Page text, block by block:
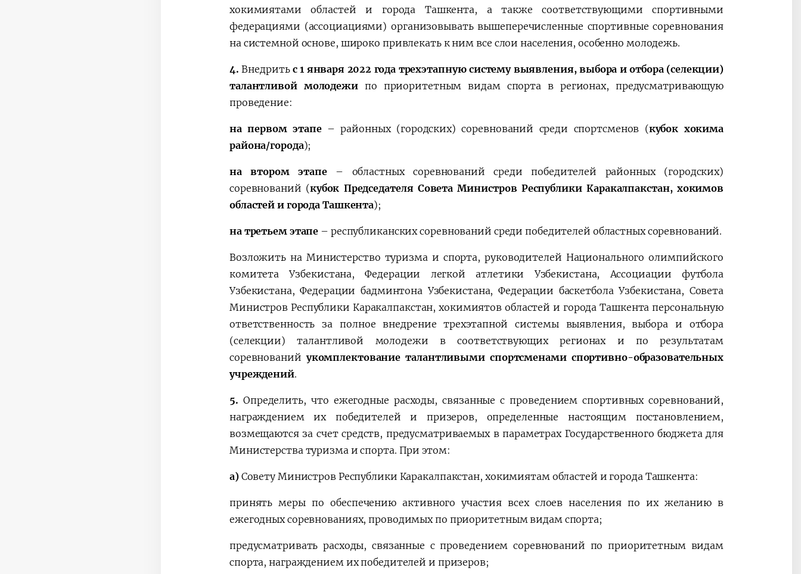
хокимиятами областей и города Ташкента, а также соответствующими спортивными
федерациями (ассоциациями) организовывать вышеперечисленные спортивные соревнования
на системной основе, широко привлекать к ним все слои населения, особенно молодежь.
4. Внедрить с 1 января 2022 года трехэтапную систему выявления, выбора и отбора (селекции)
талантливой молодежипо приоритетным видам спорта в регионах, предусматривающую
проведение:
на первом этапе– районных (городских) соревнований среди спортсменов (кубок хокима
района/города);
на втором этапе– областных соревнований среди победителей районных (городских)
соревнований (кубок Председателя Совета Министров Республики Каракалпакстан, хокимов
областей и города Ташкента);
на третьем этапе – республиканских соревнований среди победителей областных соревнований.
Возложить на Министерство туризма и спорта, руководителей Национального олимпийского
комитета Узбекистана, Федерации легкой атлетики Узбекистана, Ассоциации футбола
Узбекистана, Федерации бадминтона Узбекистана, Федерации баскетбола Узбекистана, Совета
Министров Республики Каракалпакстан, хокимиятов областей и города Ташкента персональную
ответственность за полное внедрение трехэтапной системы выявления, выбора и отбора
(селекции) талантливой молодежи в соответствующих регионах и по результатам
соревнованийукомплектование талантливыми спортсменами спортивно-образовательных
учреждений.
5. Определить, что ежегодные расходы, связанные с проведением спортивных соревнований,
награждением их победителей и призеров, определенные настоящим постановлением,
возмещаются за счет средств, предусматриваемых в параметрах Государственного бюджета для
Министерства туризма и спорта. При этом:
а)Совету Министров Республики Каракалпакстан, хокимиятам областей и города Ташкента:
принять меры по обеспечению активного участия всех слоев населения по их желанию в
ежегодных соревнованиях, проводимых по приоритетным видам спорта;
предусматривать расходы, связанные с проведением соревнований по приоритетным видам
спорта, награждением их победителей и призеров;